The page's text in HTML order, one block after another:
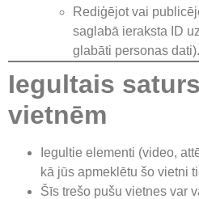
Rediģējot vai
saglabā ieraksta ID
glabāti personas dati).
Iegultais
vietnēm
Iegultie elementi (video,
kā jūs apmeklētu šo vietni
Šīs trešo pušu vietnes var